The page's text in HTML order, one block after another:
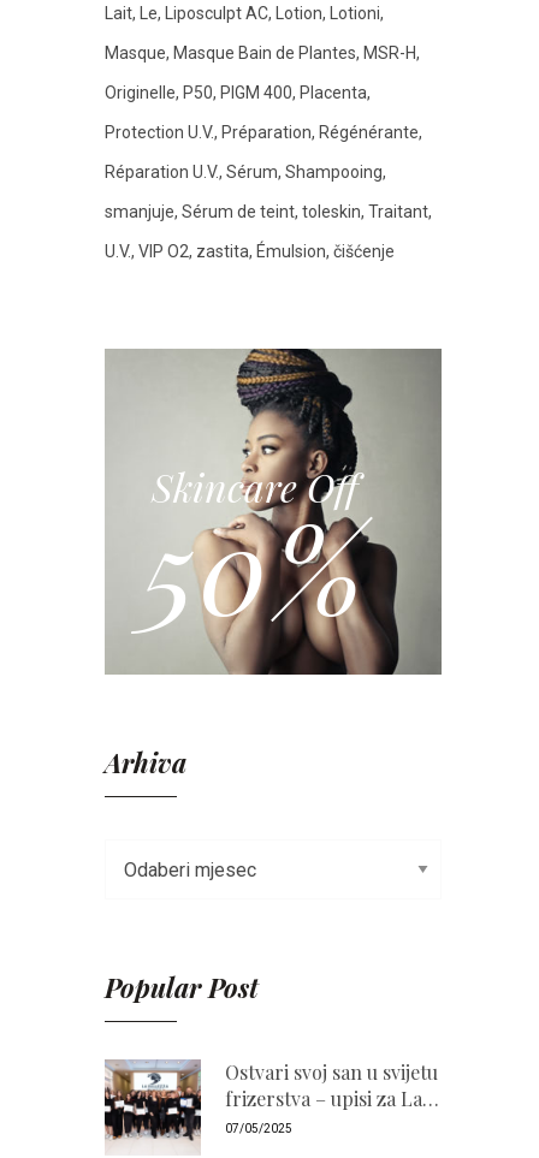
Lait Le Liposculpt AC Lotion Lotioni
Masque Masque Bain de Plantes MSR-H
Originelle P50 PIGM 400 Placenta
Protection U.V. Préparation Régénérante
Réparation U.V. Sérum Shampooing
smanjuje Sérum de teint toleskin Traitant
U.V. VIP O2 zastita Émulsion čišćenje
Skincare Off
50%
Arhiva
Popular Post
Ostvari svoj san u svijetu
frizerstva – upisi za La
Bellezza Akademiju
07/05/2025